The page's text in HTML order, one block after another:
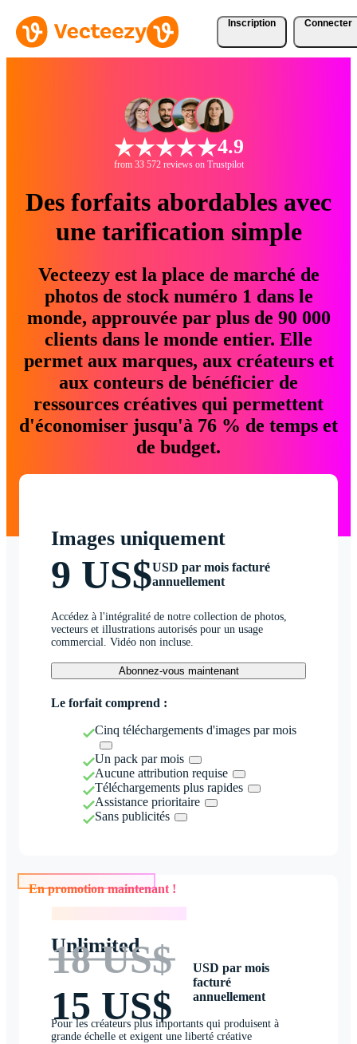
Inscription Connecter
4.9
from 33 572 reviews on Trustpilot
Des forfaits abordables avec
une tarification simple
Vecteezy est la place de marché de
photos de stock numéro 1 dans le
monde, approuvée par plus de 90 000
clients dans le monde entier. Elle
permet aux marques, aux créateurs et
aux conteurs de bénéficier de
ressources créatives qui permettent
d'économiser jusqu'à 76 % de temps et
de budget.
Images uniquement
9 US$USD par mois facturé
annuellement
Accédez à l'intégralité de notre collection de photos,
vecteurs et illustrations autorisés pour un usage
commercial. Vidéo non incluse.
Abonnez-vous maintenant
Le forfait comprend :
Cinq téléchargements d'images par mois
Un pack par mois
Aucune attribution requise
Téléchargements plus rapides
Assistance prioritaire
Sans publicités
En promotion maintenant !
Unlimited
18 US$
15 US$
USD par mois
facturé
annuellement
Pour les créateurs plus importants qui produisent à
grande échelle et exigent une liberté créative